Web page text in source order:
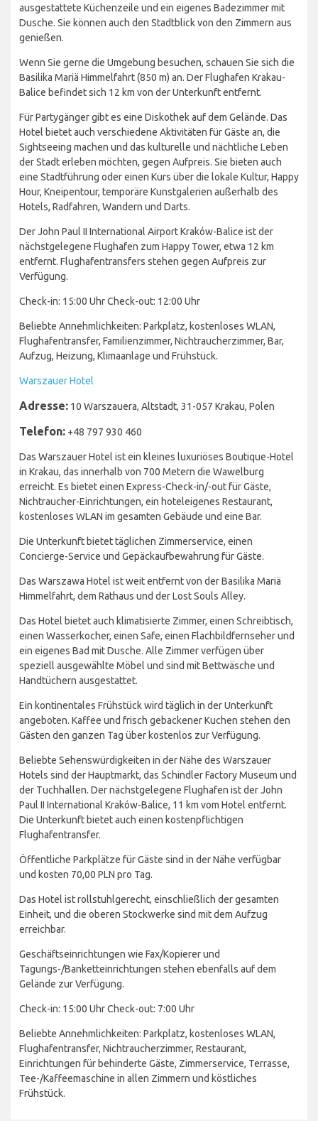
ausgestattete Küchenzeile und ein eigenes Badezimmer mit
Dusche. Sie können auch den Stadtblick von den Zimmern aus
genießen.
Wenn Sie gerne die Umgebung besuchen, schauen Sie sich die
Basilika Mariä Himmelfahrt (850 m) an. Der Flughafen Krakau-
Balice befindet sich 12 km von der Unterkunft entfernt.
Für Partygänger gibt es eine Diskothek auf dem Gelände. Das
Hotel bietet auch verschiedene Aktivitäten für Gäste an, die
Sightseeing machen und das kulturelle und nächtliche Leben
der Stadt erleben möchten, gegen Aufpreis. Sie bieten auch
eine Stadtführung oder einen Kurs über die lokale Kultur, Happy
Hour, Kneipentour, temporäre Kunstgalerien außerhalb des
Hotels, Radfahren, Wandern und Darts.
Der John Paul II International Airport Kraków-Balice ist der
nächstgelegene Flughafen zum Happy Tower, etwa 12 km
entfernt. Flughafentransfers stehen gegen Aufpreis zur
Verfügung.
Check-in: 15:00 Uhr Check-out: 12:00 Uhr
Beliebte Annehmlichkeiten: Parkplatz, kostenloses WLAN,
Flughafentransfer, Familienzimmer, Nichtraucherzimmer, Bar,
Aufzug, Heizung, Klimaanlage und Frühstück.
Warszauer Hotel
Adresse: 10 Warszauera, Altstadt, 31-057 Krakau, Polen
Telefon: +48 797 930 460
Das Warszauer Hotel ist ein kleines luxuriöses Boutique-Hotel
in Krakau, das innerhalb von 700 Metern die Wawelburg
erreicht. Es bietet einen Express-Check-in/-out für Gäste,
Nichtraucher-Einrichtungen, ein hoteleigenes Restaurant,
kostenloses WLAN im gesamten Gebäude und eine Bar.
Die Unterkunft bietet täglichen Zimmerservice, einen
Concierge-Service und Gepäckaufbewahrung für Gäste.
Das Warszawa Hotel ist weit entfernt von der Basilika Mariä
Himmelfahrt, dem Rathaus und der Lost Souls Alley.
Das Hotel bietet auch klimatisierte Zimmer, einen Schreibtisch,
einen Wasserkocher, einen Safe, einen Flachbildfernseher und
ein eigenes Bad mit Dusche. Alle Zimmer verfügen über
speziell ausgewählte Möbel und sind mit Bettwäsche und
Handtüchern ausgestattet.
Ein kontinentales Frühstück wird täglich in der Unterkunft
angeboten. Kaffee und frisch gebackener Kuchen stehen den
Gästen den ganzen Tag über kostenlos zur Verfügung.
Beliebte Sehenswürdigkeiten in der Nähe des Warszauer
Hotels sind der Hauptmarkt, das Schindler Factory Museum und
der Tuchhallen. Der nächstgelegene Flughafen ist der John
Paul II International Kraków-Balice, 11 km vom Hotel entfernt.
Die Unterkunft bietet auch einen kostenpflichtigen
Flughafentransfer.
Öffentliche Parkplätze für Gäste sind in der Nähe verfügbar
und kosten 70,00 PLN pro Tag.
Das Hotel ist rollstuhlgerecht, einschließlich der gesamten
Einheit, und die oberen Stockwerke sind mit dem Aufzug
erreichbar.
Geschäftseinrichtungen wie Fax/Kopierer und
Tagungs-/Banketteinrichtungen stehen ebenfalls auf dem
Gelände zur Verfügung.
Check-in: 15:00 Uhr Check-out: 7:00 Uhr
Beliebte Annehmlichkeiten: Parkplatz, kostenloses WLAN,
Flughafentransfer, Nichtraucherzimmer, Restaurant,
Einrichtungen für behinderte Gäste, Zimmerservice, Terrasse,
Tee-/Kaffeemaschine in allen Zimmern und köstliches
Frühstück.